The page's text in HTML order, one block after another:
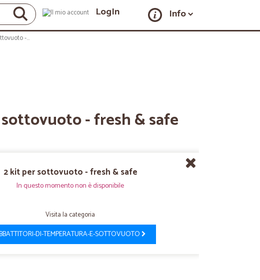
LogIn Info
2 kit per sottovuoto - fresh & safe
- fresh & safe
2 kit per sottovuoto - fresh & safe
In questo momento non è disponibile
Visita la categoria
DI-TEMPERATURA-E-SOTTOVUOTO